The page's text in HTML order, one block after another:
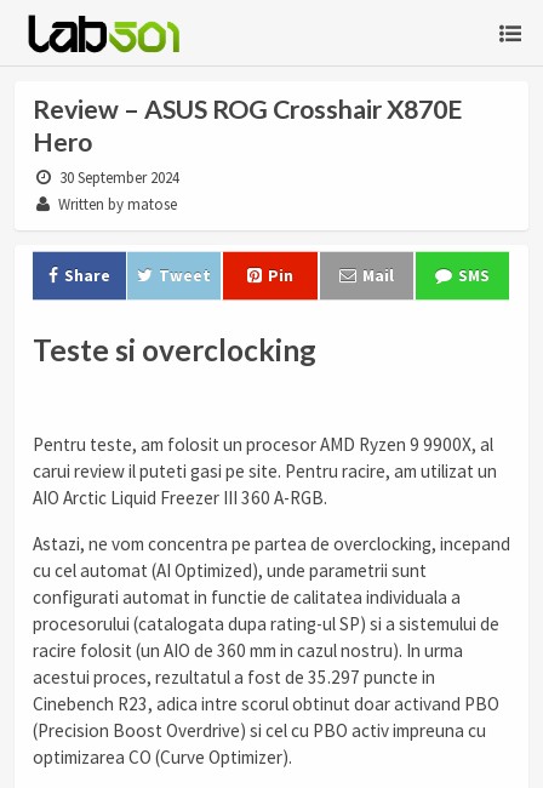
Review – ASUS ROG Crosshair X870E
Hero
30 September 2024
Written by matose
Share Tweet Pin Mail SMS
Teste si overclocking
Pentru teste, am folosit un procesor AMD Ryzen 9 9900X, al
carui review il puteti gasi pe site. Pentru racire, am utilizat un
AIO Arctic Liquid Freezer III 360 A-RGB.
Astazi, ne vom concentra pe partea de overclocking, incepand
cu cel automat (AI Optimized), unde parametrii sunt
configurati automat in functie de calitatea individuala a
procesorului (catalogata dupa rating-ul SP) si a sistemului de
racire folosit (un AIO de 360 mm in cazul nostru). In urma
acestui proces, rezultatul a fost de 35.297 puncte in
Cinebench R23, adica intre scorul obtinut doar activand PBO
(Precision Boost Overdrive) si cel cu PBO activ impreuna cu
optimizarea CO (Curve Optimizer).